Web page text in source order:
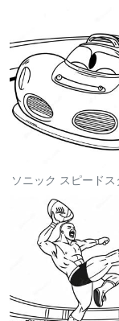
ソニック スピード